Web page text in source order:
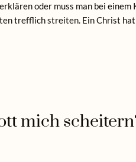
oder muss man bei
trefflich streiten. Ein Christ
mich